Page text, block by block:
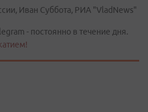
Иван Суббота, РИА "VladNews"
- постоянно в течение дня.